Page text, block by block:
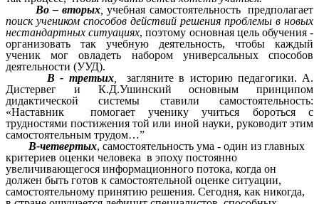
Во – вторых учебная самостоятельность предполагает
поиск учеником способов действий решения проблемы в новых
нестандартных ситуациях, поэтому основная цель обучения -
организовать так учебную деятельность, чтобы каждый
ученик мог овладеть набором универсальных способов
деятельности (УУД).
В - третьих,
загляните в историю педагогики. А.
Дистервег и К.Д.Ушинский основным принципом
дидактической системы ставили самостоятельность:
«Наставник помогает ученику учиться бороться с
трудностями постижения той или иной науки, руководит этим
самостоятельным трудом…”
В-четвертых, самостоятельность ума - один из главных
критериев оценки человека в эпоху постоянно
увеличивающегося информационного потока, когда он
должен быть готов к самостоятельной оценке ситуации,
самостоятельному принятию решения. Сегодня, как никогда,